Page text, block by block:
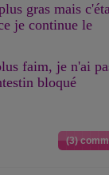
gras mais
je continue le
faim, je n'ai
bloqué
(3)